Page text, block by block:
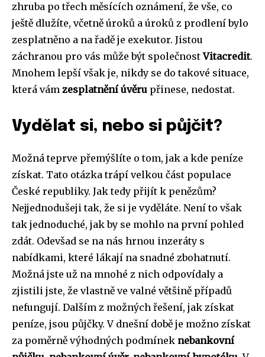
zhruba po třech měsících oznámení, že vše, co
ještě dlužíte, včetně úroků a úroků z prodlení bylo
zesplatněno a na řadě je exekutor. Jistou
záchranou pro vás může být společnostVitacredit.
Mnohem lepší však je, nikdy se do takové situace,
která vám zesplatnění úvěru přinese, nedostat.
Vydělat si, nebo si půjčit?
Možná teprve přemýšlíte o tom, jak a kde peníze
získat. Tato otázka trápí velkou část populace
České republiky. Jak tedy přijít k penězům?
Nejjednodušeji tak, že si je vyděláte. Není to však
tak jednoduché, jak by se mohlo na první pohled
zdát. Odevšad se na nás hrnou inzeráty s
nabídkami, které lákají na snadné zbohatnutí.
Možná jste už na mnohé z nich odpovídaly a
zjistili jste, že vlastně ve valné většině případů
nefungují. Dalším z možných řešení, jak získat
peníze, jsou půjčky. V dnešní době je možno získat
za poměrně výhodných podmínek nebankovní